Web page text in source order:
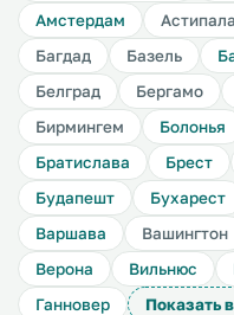
Амстердам
Багдад
Базель
Белград
Бергамо
Бирмингем
Болонья
Братислава
Брест
Будапешт
Бухарест
Варшава
Вашингтон
Верона
Вильнюс
Ганновер
Показать